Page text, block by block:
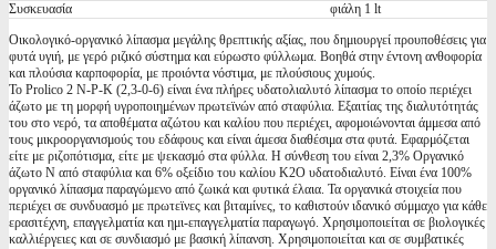
Συσκευασία
φιάλη 1 lt
Οικολογικό-οργανικό λίπασμα μεγάλης θρεπτικής αξίας, που δημιουργεί προυποθέσεις για
φυτά υγιή, με γερό ριζικό σύστημα και εύρωστο φύλλωμα. Βοηθά στην έντονη ανθοφορία
και πλούσια καρποφορία, με προιόντα νόστιμα, με πλούσιους χυμούς.
Το Prolico 2 N-P-K (2,3-0-6) είναι ένα πλήρες υδατολιαλυτό λίπασμα το οποίο περιέχει
άζωτο με τη μορφή υγροποιημένων πρωτεϊνών από σταφύλια. Εξαιτίας της διαλυτότητάς
του στο νερό, τα αποθέματα αζώτου και καλίου που περιέχει, αφομοιώνονται άμμεσα από
τους μικροοργανισμούς του εδάφους και είναι άμεσα διαθέσιμα στα φυτά. Εφαρμόζεται
είτε με ριζοπότισμα, είτε με ψεκασμό στα φύλλα. Η σύνθεση του είναι 2,3% Οργανικό
άζωτο Ν από σταφύλια και 6% οξείδιο του καλίου Κ2Ο υδατοδιαλυτό. Είναι ένα 100%
οργανικό λίπασμα παραγώμενο από ζωικά και φυτικά έλαια. Τα οργανικά στοιχεία που
περιέχει σε συνδυασμό με πρωτεϊνες και βιταμίνες, το καθιστούν ιδανικό σύμμαχο για κάθε
ερασιτέχνη, επαγγελματία και ημι-επαγγελματία παραγωγό. Χρησιμοποιείται σε βιολογικές
καλλιέργειες και σε συνδιασμό με βασική λίπανση. Χρησιμοποιείται και σε συμβατικές